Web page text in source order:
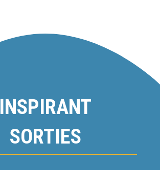
INSPIRANT
SORTIES